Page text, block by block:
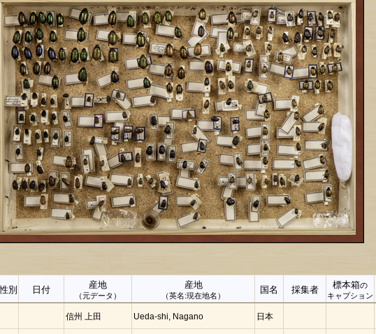
性別 日付 産地
（元データ）
産地
（英名:現在地名）
国名 採集者 標本箱の
キャプション
信州 上田 Ueda-shi, Nagano 日本